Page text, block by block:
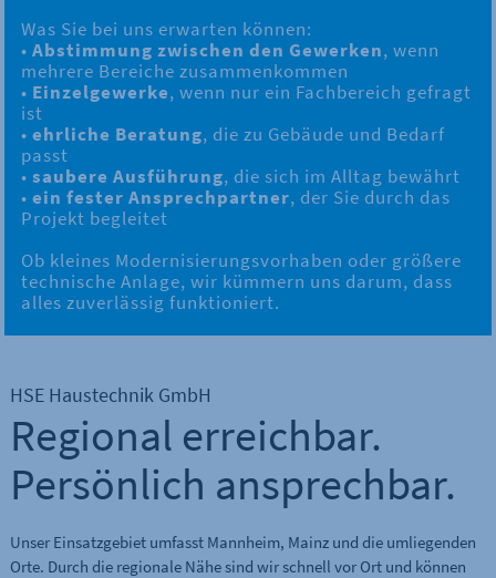
Was Sie bei uns erwarten können:
•Abstimmung zwischen den Gewerken, wenn
mehrere Bereiche zusammenkommen
• Einzelgewerke, wenn nur ein Fachbereich gefragt
ist
•ehrliche Beratung, die zu Gebäude und Bedarf
passt
•saubere Ausführung, die sich im Alltag bewährt
•ein fester Ansprechpartner, der Sie durch das
Projekt begleitet
Ob kleines Modernisierungsvorhaben oder größere
technische Anlage, wir kümmern uns darum, dass
alles zuverlässig funktioniert.
HSE Haustechnik GmbH
Regional erreichbar.
Persönlich ansprechbar.
Unser Einsatzgebiet umfasst Mannheim, Mainz und die umliegenden
Orte. Durch die regionale Nähe sind wir schnell vor Ort und können